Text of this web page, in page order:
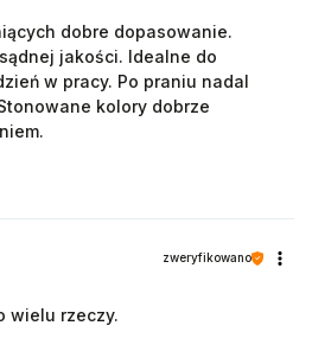
dobre dopasowanie.
jakości. Idealne do
w pracy. Po praniu nadal
kolory dobrze
zweryfikowano
wielu rzeczy.